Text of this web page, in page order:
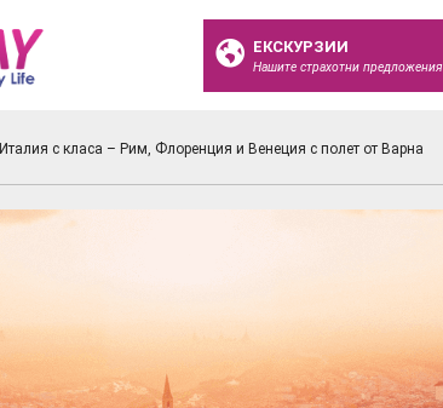
ЕКСКУРЗИИ
Нашите страхотни предложения
Италия с класа – Рим, Флоренция и Венеция с полет от Варна